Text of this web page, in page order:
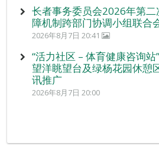
长者事务委员会2026年第
障机制跨部门协调小组联合
2026年8月7日 20:41
“活力社区 – 体育健康咨询
望洋眺望台及绿杨花园休憩
讯推广
2026年8月7日 20:00